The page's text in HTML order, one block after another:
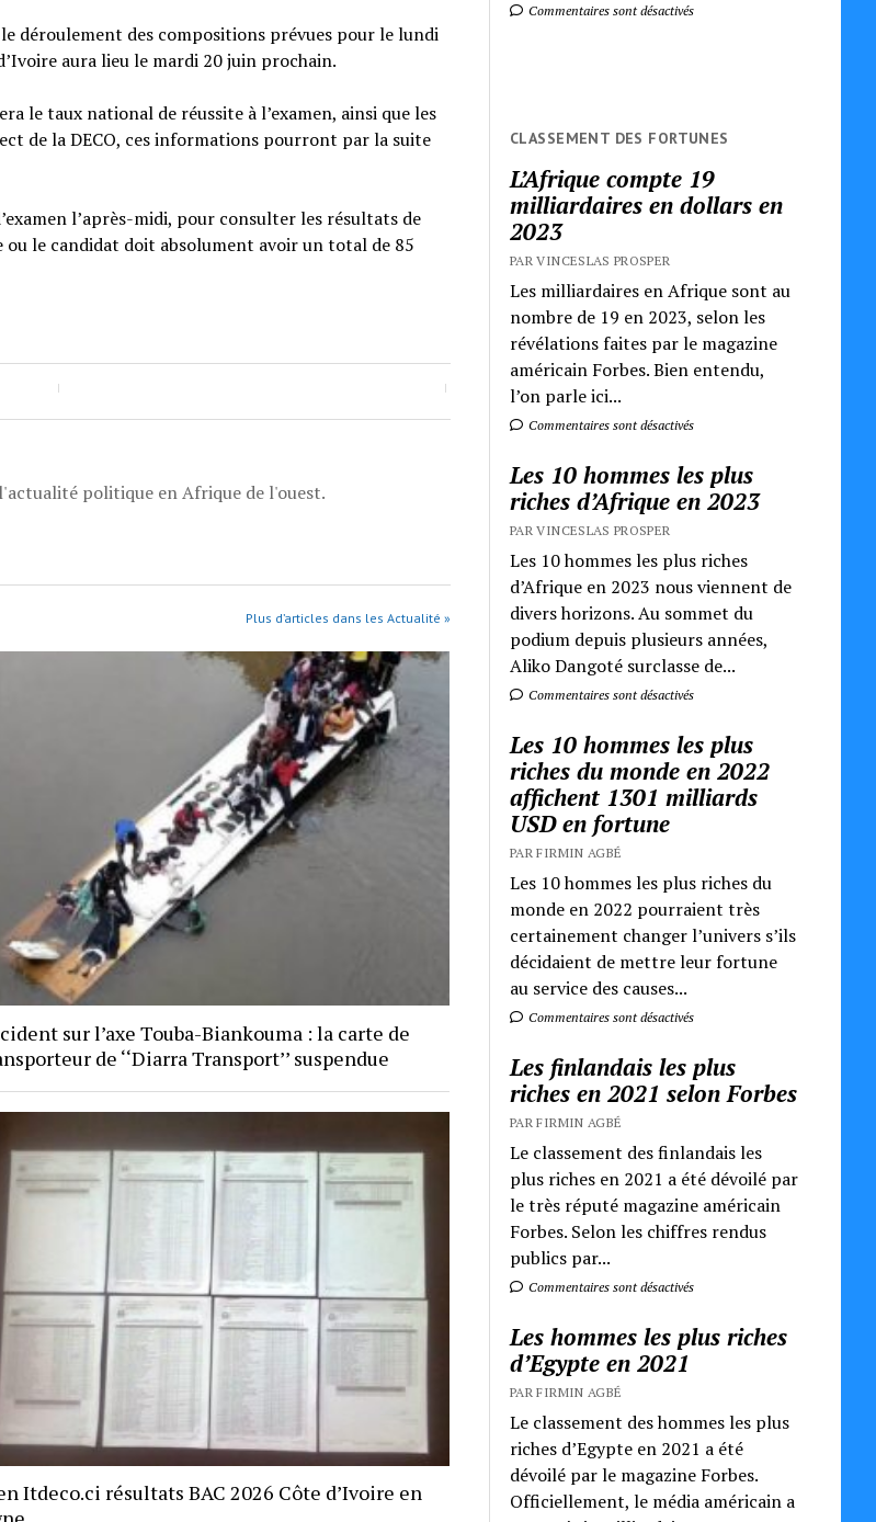
déroulement des compositions prévues pour le lundi
aura lieu le mardi 20 juin prochain.
le taux national de réussite à l’examen, ainsi que les
de la DECO, ces informations pourront par la suite
l’après-midi, pour consulter les résultats de
ou le candidat doit absolument avoir un total de 85
politique en Afrique de l'ouest.
Plus d’articles dans les Actualité »
sur l’axe Touba-Biankouma : la carte de
de ‘‘Diarra Transport’’ suspendue
Itdeco.ci résultats BAC 2026 Côte d’Ivoire en
Commentaires sont désactivés
CLASSEMENT DES FORTUNES
L’Afrique compte 19
milliardaires en dollars en
2023
PAR VINCESLAS PROSPER
Les milliardaires en Afrique sont au
nombre de 19 en 2023, selon les
révélations faites par le magazine
américain Forbes. Bien entendu,
l’on parle ici...
Commentaires sont désactivés
Les 10 hommes les plus
riches d’Afrique en 2023
PAR VINCESLAS PROSPER
Les 10 hommes les plus riches
d’Afrique en 2023 nous viennent de
divers horizons. Au sommet du
podium depuis plusieurs années,
Aliko Dangoté surclasse de...
Commentaires sont désactivés
Les 10 hommes les plus
riches du monde en 2022
affichent 1301 milliards
USD en fortune
PAR FIRMIN AGBÉ
Les 10 hommes les plus riches du
monde en 2022 pourraient très
certainement changer l’univers s’ils
décidaient de mettre leur fortune
au service des causes...
Commentaires sont désactivés
Les finlandais les plus
riches en 2021 selon Forbes
PAR FIRMIN AGBÉ
Le classement des finlandais les
plus riches en 2021 a été dévoilé par
le très réputé magazine américain
Forbes. Selon les chiffres rendus
publics par...
Commentaires sont désactivés
Les hommes les plus riches
d’Egypte en 2021
PAR FIRMIN AGBÉ
Le classement des hommes les plus
riches d’Egypte en 2021 a été
dévoilé par le magazine Forbes.
Officiellement, le média américain a